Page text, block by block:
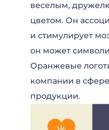
веселым,
цветом. Он
и стимулирует
он может
Оранжевые
компании в
продукции.